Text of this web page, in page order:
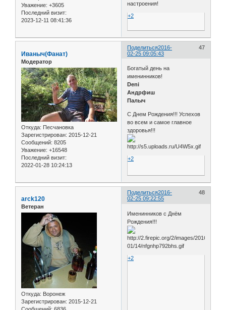
Уважение: +3605
Последний визит:
2023-12-11 08:41:36
настроения!
+2
Поделиться 47
2016-
02-25 09:05:43
Иваныч(Фанат)
Модератор
Откуда: Песчановка
Зарегистрирован: 2015-12-21
Сообщений: 8205
Уважение: +16548
Последний визит:
2022-01-28 10:24:13
Богатый день на
именинников!
Deni
Андрфиш
Палыч
С Днем Рождения!!! Успехов
во всем и самое главное
здоровья!!!
+2
Поделиться 48
2016-
02-25 09:22:55
arck120
Ветеран
Откуда: Воронеж
Зарегистрирован: 2015-12-21
Именинников с Днём
Рождения!!!
+2